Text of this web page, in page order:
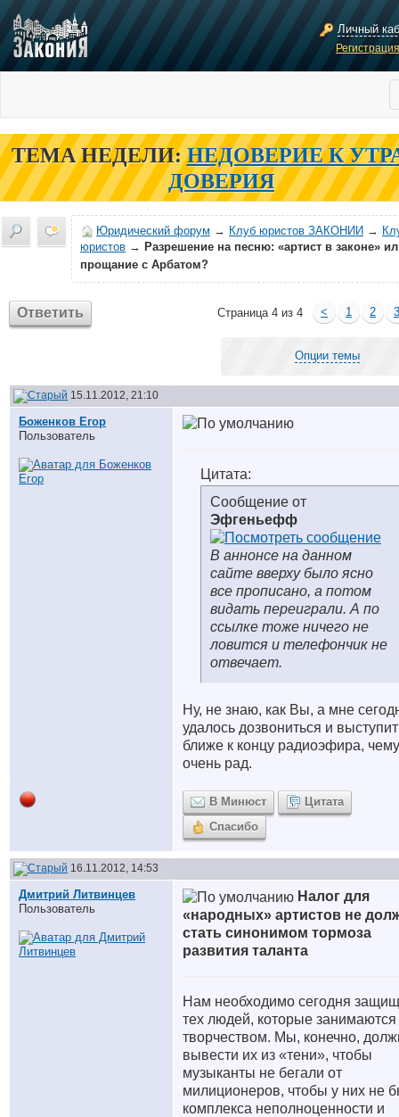
Личный
ТЕМА НЕДЕЛИ: НЕДОВЕРИЕ К
ДОВЕРИЯ
Юридический форум → Клуб юристов ЗАКОНИИ →
юристов → Разрешение на песню: «артист в законе»
прощание с Арбатом?
Ответить Страница 4 из 4 < 1 2 3
Опции темы
15.11.2012, 21:10
Боженков Егор
Пользователь
Цитата:
Сообщение от
Эфгеньефф
В аннонсе на данном
сайте вверху было ясно
все прописано, а потом
видать переиграли. А по
ссылке тоже ничего не
ловится и телефончик не
отвечает.
Ну, не знаю, как Вы, а мне
удалось дозвониться и
ближе к концу радиоэфира,
очень рад.
В Минюст
Цитата
Спасибо
16.11.2012, 14:53
Дмитрий Литвинцев
Пользователь
Налог для
«народных» артистов не
стать синонимом тормоза
развития таланта
Нам необходимо сегодня
тех людей, которые занимаются
творчеством. Мы, конечно,
вывести их из «тени», чтобы
музыканты не бегали от
милиционеров, чтобы у них не
комплекса неполноценности и